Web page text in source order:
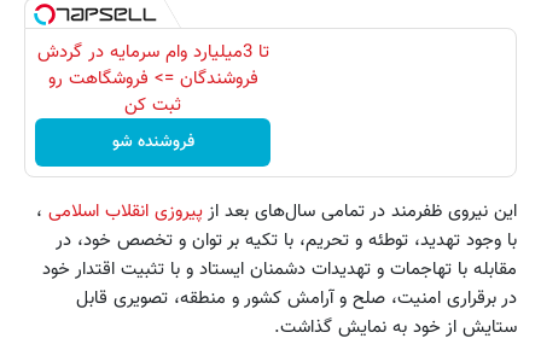
تا 3میلیارد وام سرمایه در گردش
فروشندگان => فروشگاهت رو
ثبت کن
فروشنده شو
این نیروی ظفرمند در تمامی سال‌های بعد ازپیروزی انقلاب اسلامی ،
با وجود تهدید، توطئه‌ و تحریم‌، با تکیه بر توان و تخصص خود، در
مقابله با تهاجمات و تهدیدات دشمنان ایستاد و با تثبیت اقتدار خود
در برقراری امنیت، صلح و آرامش کشور و منطقه، تصویری قابل
ستایش از خود به نمایش گذاشت.